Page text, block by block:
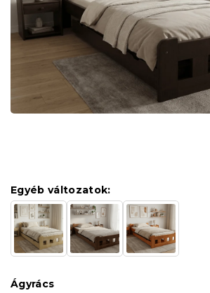
Egyéb változatok:
Ágyrács